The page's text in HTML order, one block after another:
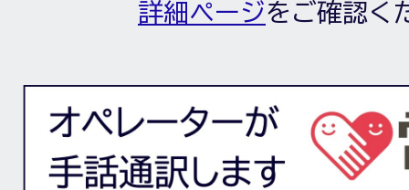
詳細ページをご確認く